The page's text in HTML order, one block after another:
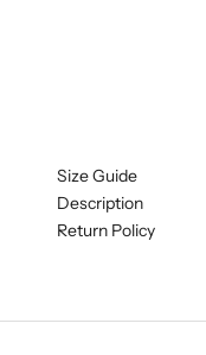
Size Guide
Description
Return Policy